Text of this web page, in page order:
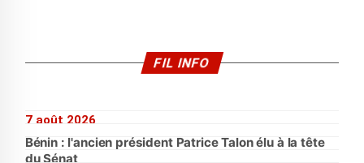
FIL INFO
7 août 2026
Bénin : l'ancien président Patrice Talon élu à la tête
du Sénat